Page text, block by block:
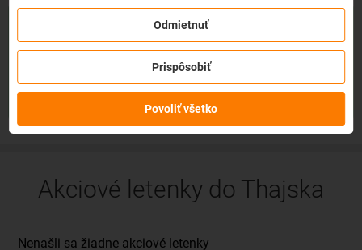
zmena z akéhokoľvek dôvodu
letenky do 3 dní pred odletombez udania dôvodu!Po
zakúpení služby získate na zmenu údajov na letenke k
dispozíciikredit vo výške až 80% ceny z rezervácie.Službu si
môžete zakúpiť priamo pri procese rezervácie letenky.
Akciové letenky do Thajska
Odmietnuť
Prispôsobiť
Povoliť všetko